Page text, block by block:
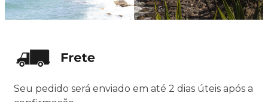
Seu pedido será enviado em até 2 dias úteis após a